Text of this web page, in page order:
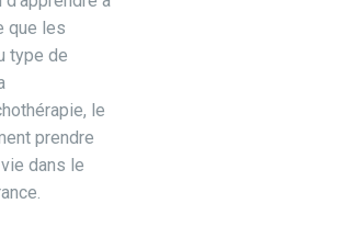
que les
type de
le
prendre
dans le